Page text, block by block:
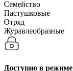
Семейство
Пастушковые
Отряд
Журавлеобразные
Доступно в режиме